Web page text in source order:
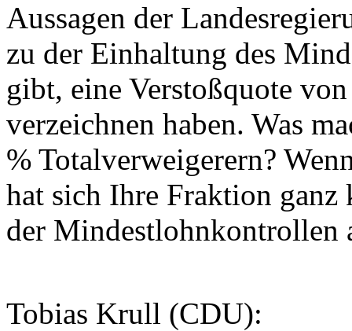
Aussagen der
zu der Einhaltung des
gibt, eine Verstoßquote
verzeichnen haben. Was
% Totalverweigerern?
hat sich Ihre Fraktion
der Mindestlohnkontrollen
Tobias Krull (CDU):